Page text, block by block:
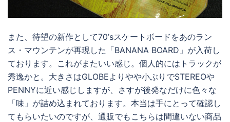
また、待望の新作として70’sスケートボードをあのラン
ス・マウンテンが再現した「BANANA BOARD」が入荷し
ております。これがまたいい感じ。個人的にはトラックが
秀逸かと。大きさはGLOBEよりやや小ぶりでSTEREOや
PENNYに近い感じしますが、さすが後発なだけに色々な
「味」が詰め込まれております。本当は手にとって確認し
てもらいたいのですが、通販でもこちらは間違いない商品